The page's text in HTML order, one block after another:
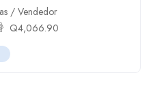
/ Vendedor
Q4,066.90